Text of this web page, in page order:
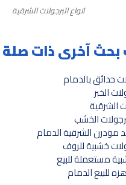
انواع البرجولات الشرقية
بحث آخرى ذات صلة
حدائق بالدمام
الخبر
الشرقية
الخشب
مودرن الشرقية الدمام
خشبية للروف
مستعملة للبيع
للبيع الدمام